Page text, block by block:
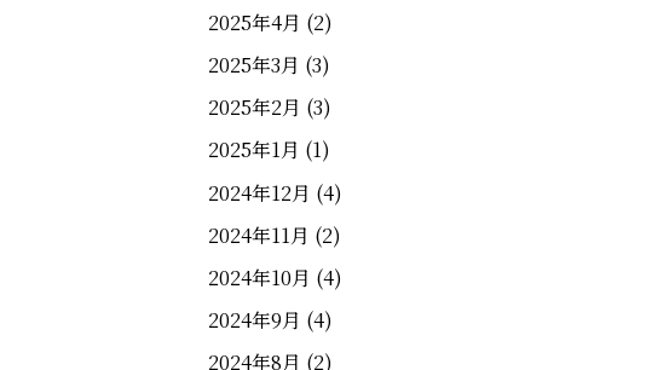
2025年4月 (2)
2025年3月 (3)
2025年2月 (3)
2025年1月 (1)
2024年12月 (4)
2024年11月 (2)
2024年10月 (4)
2024年9月 (4)
2024年8月 (2)